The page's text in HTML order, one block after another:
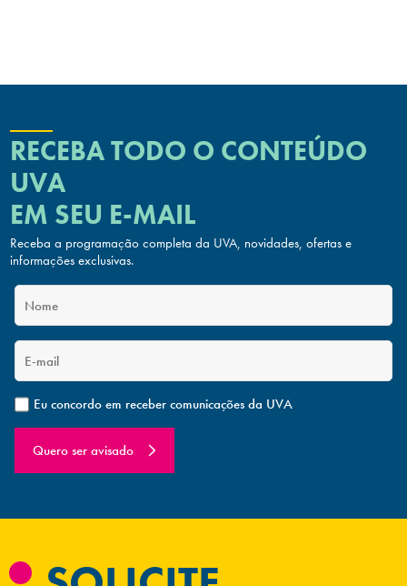
RECEBA TODO O CONTEÚDO
UVA
EM SEU E-MAIL
Receba a programação completa da UVA, novidades, ofertas e
informações exclusivas.
Eu concordo em receber comunicações da UVA
Quero ser avisado